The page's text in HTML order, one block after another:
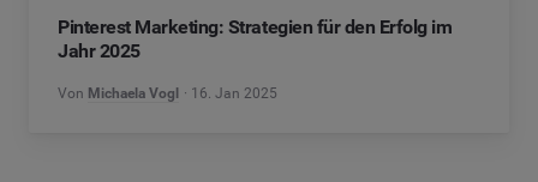
Pinterest Marketing: Strategien für den Erfolg im
Jahr 2025
Von Michaela Vogl 16. Jan 2025